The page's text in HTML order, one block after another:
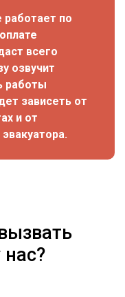
работает по
всего
озвучит
работы
зависеть от
и от
нас?